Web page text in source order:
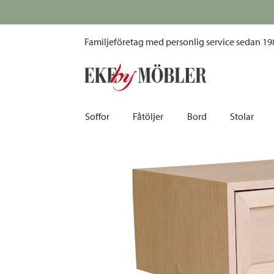
Familjeföretag med personlig service sedan
Soffor
Divansoffor
Howardsoffor
Soffor 2-sits | 3-sits | 4-sits
Fåtöljer
Fåtöljer i sammet
Fåtöljer med fotpallar
Reclinerfåtöljer
Skinnfåtöljer
Tygfåtöljer
Tillbehör till fåtölj
Bord
Matbord
Matgrupper
Skrivbord
Småbord | Sidobord
Soffbord
Stolar
Barstolar |
Pallar |
Stolsdynor
Trästolar